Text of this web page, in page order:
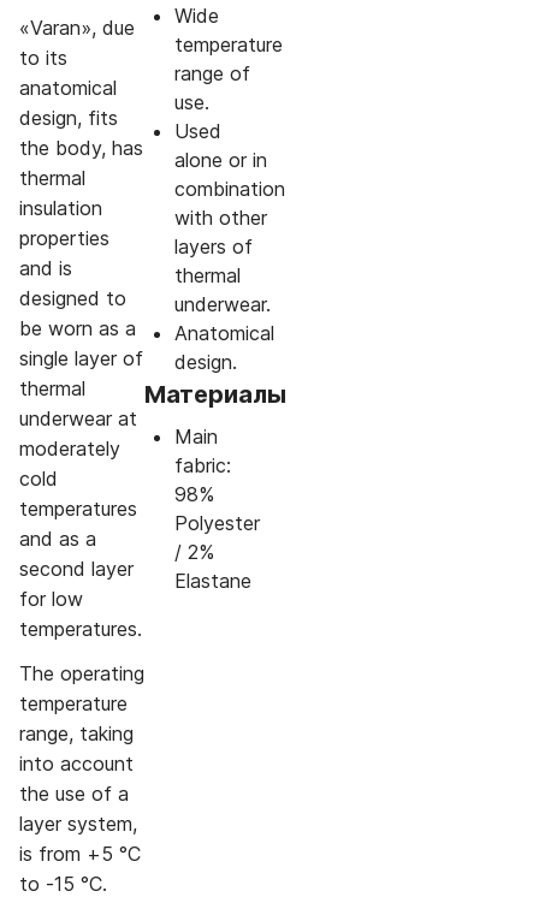
«Varan», due
to its
anatomical
design, fits
the body, has
thermal
insulation
properties
and is
designed to
be worn as a
single layer of
thermal
underwear at
moderately
cold
temperatures
and as a
second layer
for low
temperatures.
The operating
temperature
range, taking
into account
the use of a
layer system,
is from +5 °C
to -15 °C.
Wide
temperature
range of
use.
Used
alone or in
combination
with other
layers of
thermal
underwear.
Anatomical
design.
Материалы
Main
fabric:
98%
Polyester
/ 2%
Elastane